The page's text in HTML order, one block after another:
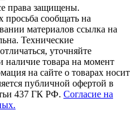
защищены.
сообщать на
материалов ссылка на
Технические
уточняйте
наличие товара на момент
на сайте о товарах носит
публичной офертой в
437 ГК РФ. Согласие на